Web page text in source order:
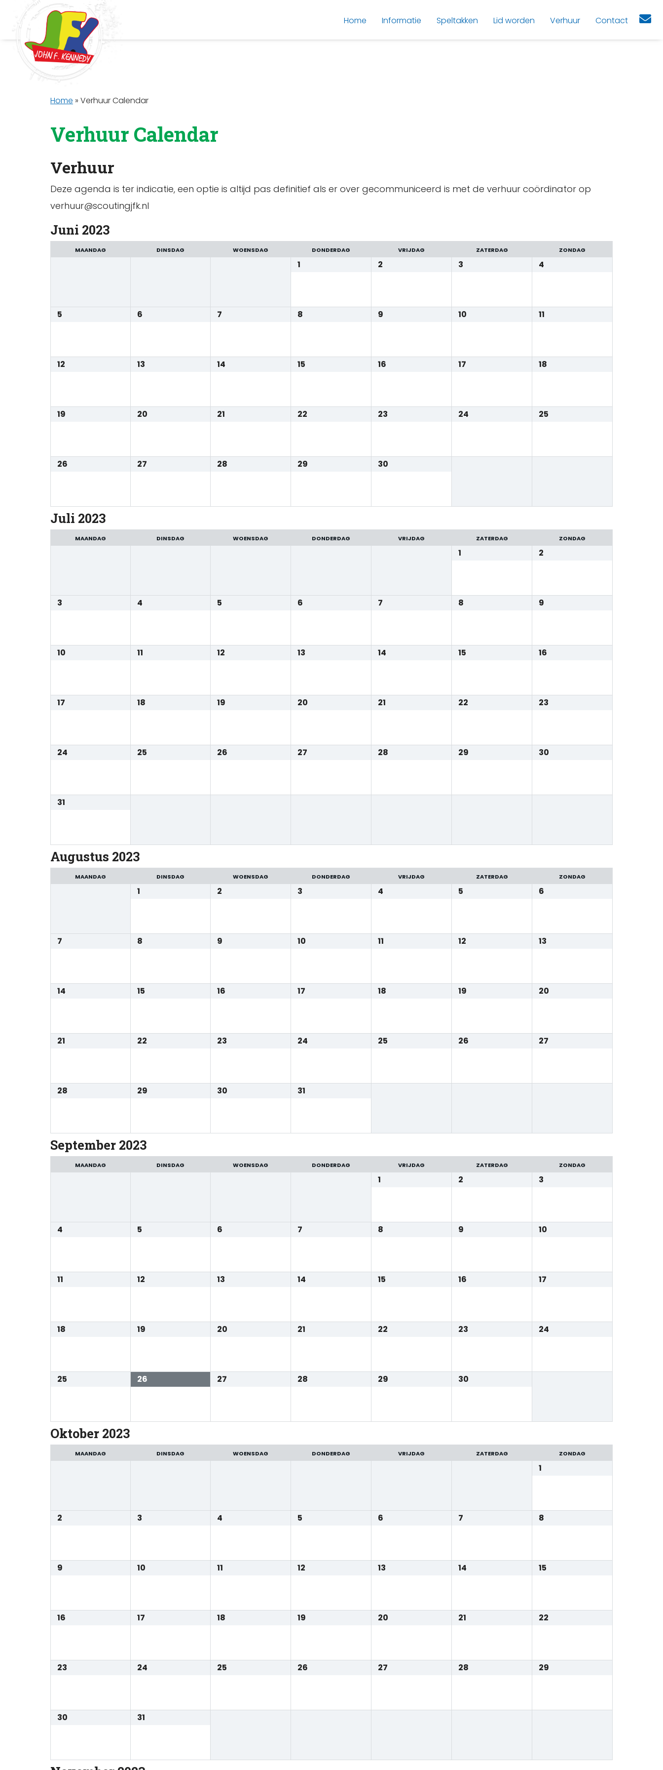
Home Informatie Speltakken Lid worden Verhuur Contact
Home » Verhuur Calendar
Verhuur Calendar
Verhuur
Deze agenda is ter indicatie, een optie is altijd pas definitief als er over gecommuniceerd is met de verhuur coördinator op
verhuur@scoutingjfk.nl
Juni 2023
MAANDAG DINSDAG WOENSDAG DONDERDAG VRIJDAG ZATERDAG ZONDAG
1 2 3 4
5 6 7 8 9 10 11
12 13 14 15 16 17 18
19 20 21 22 23 24 25
26 27 28 29 30
Juli 2023
MAANDAG DINSDAG WOENSDAG DONDERDAG VRIJDAG ZATERDAG ZONDAG
1 2
3 4 5 6 7 8 9
10 11 12 13 14 15 16
17 18 19 20 21 22 23
24 25 26 27 28 29 30
31
Augustus 2023
MAANDAG DINSDAG WOENSDAG DONDERDAG VRIJDAG ZATERDAG ZONDAG
1 2 3 4 5 6
7 8 9 10 11 12 13
14 15 16 17 18 19 20
21 22 23 24 25 26 27
28 29 30 31
September 2023
MAANDAG DINSDAG WOENSDAG DONDERDAG VRIJDAG ZATERDAG ZONDAG
1 2 3
4 5 6 7 8 9 10
11 12 13 14 15 16 17
18 19 20 21 22 23 24
25 26 27 28 29 30
Oktober 2023
MAANDAG DINSDAG WOENSDAG DONDERDAG VRIJDAG ZATERDAG ZONDAG
1
2 3 4 5 6 7 8
9 10 11 12 13 14 15
16 17 18 19 20 21 22
23 24 25 26 27 28 29
30 31